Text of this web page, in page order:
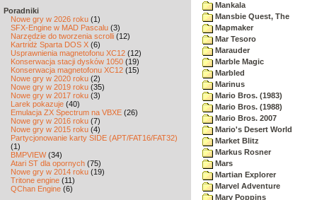
Poradniki
Nowe gry w 2026 roku (1)
SFX-Engine w MAD Pascalu (3)
Narzędzie do tworzenia scrolli (12)
Kartridż Sparta DOS X (6)
Usprawnienia magnetofonu XC12 (12)
Konserwacja stacji dysków 1050 (19)
Konserwacja magnetofonu XC12 (15)
Nowe gry w 2020 roku (2)
Nowe gry w 2019 roku (35)
Nowe gry w 2017 roku (3)
Larek pokazuje (40)
Emulacja ZX Spectrum na VBXE (26)
Nowe gry w 2016 roku (7)
Nowe gry w 2015 roku (4)
Partycjonowanie karty SIDE (APT/FAT16/FAT32)
(1)
BMPVIEW(34)
Atari ST dla opornych (75)
Nowe gry w 2014 roku (19)
Tritone engine (11)
QChan Engine (6)
Mankala
Mansbie Quest, The
Mapmaker
Mar Tesoro
Marauder
Marble Magic
Marbled
Marinus
Mario Bros. (1983)
Mario Bros. (1988)
Mario Bros. 2007
Mario's Desert World
Market Blitz
Markus Rosner
Mars
Martian Explorer
Marvel Adventure
Mary Poppins